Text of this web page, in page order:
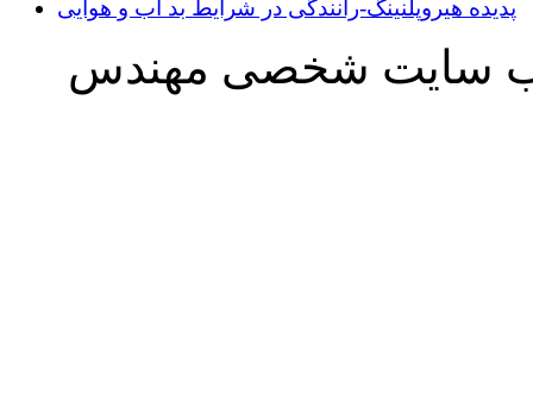
پدیده هیروپلنینگ-رانندگی در شرایط بد آب و هوایی
وب سایت شخصی مهندس